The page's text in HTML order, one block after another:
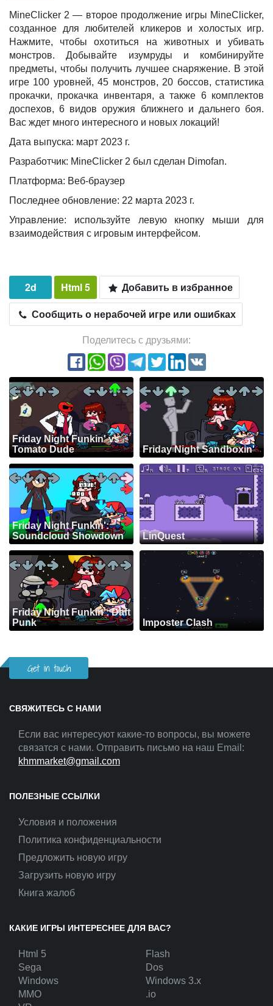
MineClicker 2 — второе продолжение игры MineClicker,
созданное для любителей кликеров и холостых игр.
Нажмите, чтобы охотиться на животных и убивать
монстров. Добывайте изумруды и комбинируйте
предметы, чтобы получить лучшее снаряжение. В этой
игре 100 уровней, 45 монстров, 20 боссов, статистика
прокачки, прокачка инвентаря, а также 6 комплектов
доспехов, 6 видов оружия ближнего и дальнего боя.
Вас ждет много интересного и новых локаций!
Дата выпуска: март 2023 г.
Разработчик: MineClicker 2 был сделан Dimofan.
Платформа: Веб-браузер
Последнее обновление: 22 марта 2023 г.
Управление: используйте левую кнопку мыши для
взаимодействия с игровым интерфейсом.
2d Html 5
Добавить в избранное
Сообщить о нерабочей игре или ошибках
Поделитесь с друзьями:
Friday Night Funkin' vs
Tomato Dude
Friday Night Sandboxin'
Friday Night Funkin':
Soundcloud Showdown
LinQuest
Friday Night Funkin': Daft
Punk
Imposter Clash
Get in touch
СВЯЖИТЕСЬ С НАМИ
Если вас интересуют какие-то вопросы, вы можете
связатся с нами. Отправить письмо на наш Email:
khmmarket@gmail.com
ПОЛЕЗНЫЕ ССЫЛКИ
Условия и положения
Политика конфиденциальности
Предложить новую игру
Загрузить новую игру
Книга жалоб
КАКИЕ ИГРЫ ИНТЕРЕСНЕЕ ДЛЯ ВАС?
Html 5
Flash
Sega
Dos
Windows
Windows 3.x
MMO
.io